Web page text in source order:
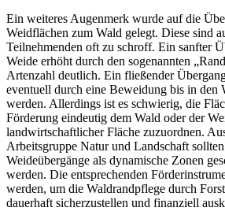
Ein weiteres Augenmerk wurde auf die
Weidflächen zum Wald gelegt. Diese sind
Teilnehmenden oft zu schroff. Ein sanfter
Weide erhöht durch den sogenannten
Artenzahl deutlich. Ein fließender
eventuell durch eine Beweidung bis in den
werden. Allerdings ist es schwierig, die
Förderung eindeutig dem Wald oder der
landwirtschaftlicher Fläche zuzuordnen.
Arbeitsgruppe Natur und Landschaft
Weideübergänge als dynamische Zonen
werden. Die entsprechenden
werden, um die Waldrandpflege durch
dauerhaft sicherzustellen und finanziell